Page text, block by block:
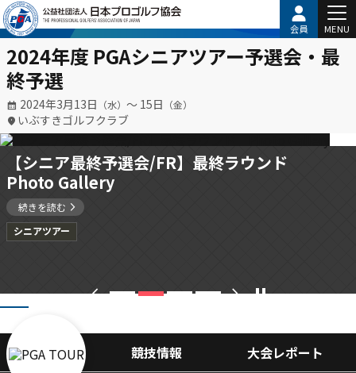
会員 MENU
2024年度 PGAシニアツアー予選会・最
終予選
2024年3月13日 （水） 〜 15日 （金）
いぶすきゴルフクラブ
【シニア最終予選会/FR】最終ラウンド
Photo Gallery
続きを読む
シニアツアー
chevron_left chevron_right pause
競技情報
大会レポート